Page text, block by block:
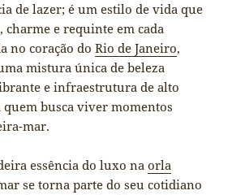
de lazer; é um estilo de vida que
e requinte em cada
no coração doRio de Janeiro,
mistura única de beleza
e infraestrutura de alto
quem busca viver momentos
mar.
essência do luxo naorla
se torna parte do seu cotidiano